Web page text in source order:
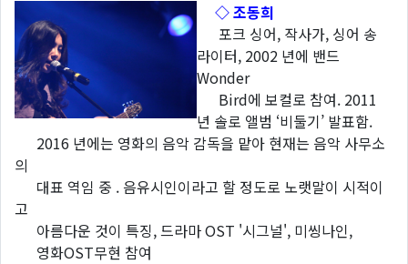
◇조동희
포크 싱어, 작사가, 싱어 송
라이터, 2002 년에 밴드
Wonder
Bird에 보컬로 참여. 2011
년 솔로 앨범 ‘비둘기’ 발표함.
2016 년에는 영화의 음악 감독을 맡아 현재는 음악 사무소
의
대표 역임 중 . 음유시인이라고 할 정도로 노랫말이 시적이
고
아름다운 것이 특징, 드라마 OST '시그널', 미씽나인,
영화OST무현 참여